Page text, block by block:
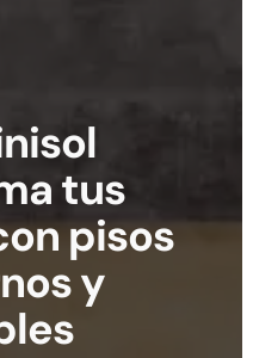
tus
pisos
y